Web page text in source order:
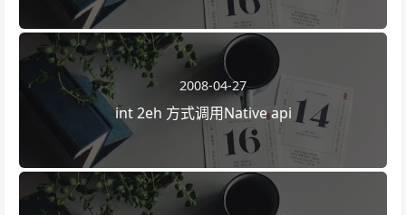
2008-04-27
int 2eh 方式调用Native api